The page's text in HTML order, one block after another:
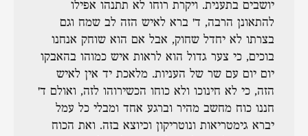
יושבים בתענית. ויקרת רוחו לא תתנהו אפילו
להתאונן הרבה, ד' ברא לאיש הזה לב שמח וגם
בצרתו לא יחדל שחוק, אבל אם הוא שוחק אנחנו
בוכים, כי צער גדול הוא לראות איש כמוהו בהאבקו
יום יום עם שר של העניות. מלאכת יד אין לאיש
הזה, כי לא חינוכו ולא כוחו הכשירוהו לזה, ואולם ד'
חננו כוח מחשב מהיר וברגע אחד ומבלי כל עמל
יברא גימטריאות ונוטריקון וכיוצא בזה. ואת הכוח